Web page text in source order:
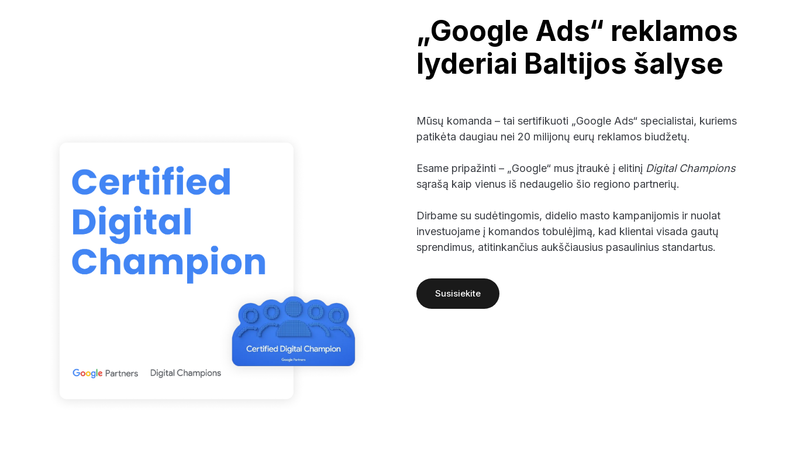
„Google Ads“ reklamos
lyderiai Baltijos šalyse
Mūsų komanda – tai sertifikuoti „Google Ads“ specialistai, kuriems
patikėta daugiau nei 20 milijonų eurų reklamos biudžetų.
Esame pripažinti – „Google“ mus įtraukė į elitinį Digital Champions
sąrašą kaip vienus iš nedaugelio šio regiono partnerių.
Dirbame su sudėtingomis, didelio masto kampanijomis ir nuolat
investuojame į komandos tobulėjimą, kad klientai visada gautų
sprendimus, atitinkančius aukščiausius pasaulinius standartus.
Susisiekite